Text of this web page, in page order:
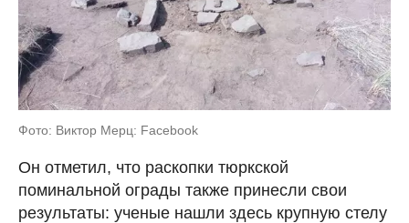
Фото: Виктор Мерц: Facebook
Он отметил, что раскопки тюркской
поминальной ограды также принесли свои
результаты: ученые нашли здесь крупную стелу